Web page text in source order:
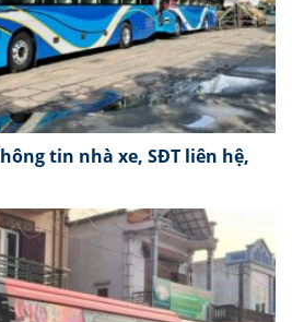
tin nhà xe, SĐT liên hệ,